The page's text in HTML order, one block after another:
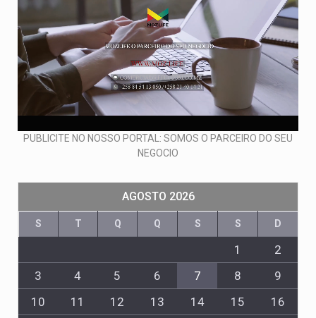
PUBLICITE NO NOSSO PORTAL: SOMOS O PARCEIRO DO SEU
NEGOCIO
AGOSTO 2026
S T Q Q S S D
1
2
3
4 5 6 7 8
9
10
11 12 13 14 15
16